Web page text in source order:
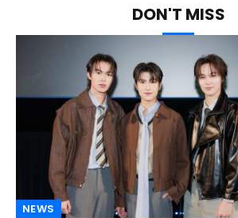
DON'T MISS
NEWS